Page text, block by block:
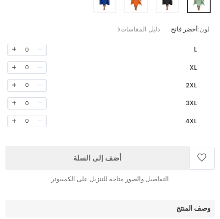
لون:أخضر فاتح دليل المقاسات
L
0
XL
0
2XL
0
3XL
0
4XL
0
أضف إلى السلة
التفاصيل والصور متاحة للتنزيل على الكمبيوتر
وصف المنتج